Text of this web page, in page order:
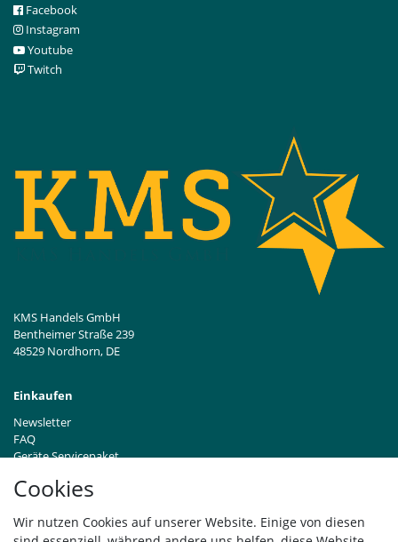
Cookies
Wir nutzen Cookies auf unserer Website. Einige von diesen
Facebook
Instagram
Youtube
Twitch
KMS Handels GmbH
Bentheimer Straße 239
48529 Nordhorn, DE
Einkaufen
Newsletter
FAQ
Geräte Servicepaket
Händleranfragen B2B
Widerrufsrecht